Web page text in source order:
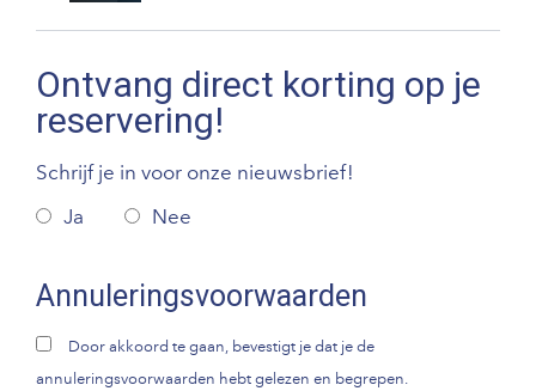
Ontvang direct korting op je
reservering!
Schrijf je in voor onze nieuwsbrief!
Ja
Nee
Annuleringsvoorwaarden
Door akkoord te gaan, bevestigt je dat je de
annuleringsvoorwaarden hebt gelezen en begrepen.